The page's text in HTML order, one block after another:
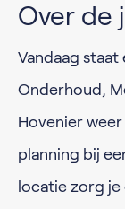
Over de
Vandaag
Onderhoud,
Hovenier
planning bij
locatie zorg